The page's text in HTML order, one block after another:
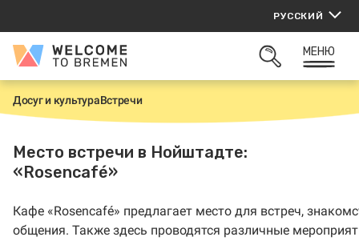
содержанию
РУССКИЙ
Welcome
ОТКРЫТЬ
МЕНЮ
Г
л
в
н
а
Досуг и культураВстречи
Место встречи в Нойштадте:
«Rosencafé»
Кафе «Rosencafé» предлагает место для встреч,
общения. Также здесь проводятся различные